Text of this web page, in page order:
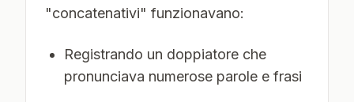
"concatenativi" funzionavano:
Registrando un doppiatore che
pronunciava numerose parole e frasi